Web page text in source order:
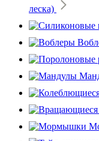
леска)